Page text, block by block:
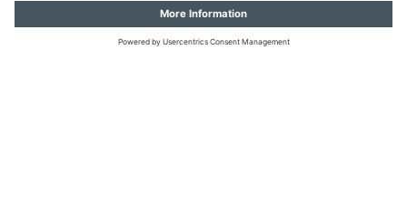
Podmienky použitia